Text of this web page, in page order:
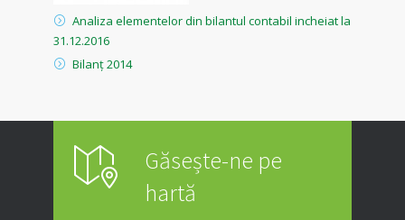
Analiza elementelor din bilantul contabil incheiat la
31.12.2016
Bilanț 2014
Găsește-ne pe
hartă